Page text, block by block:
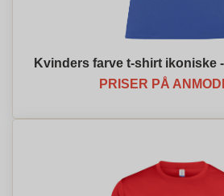
Kvinders farve t-shirt ikoniske
PRISER PÅ